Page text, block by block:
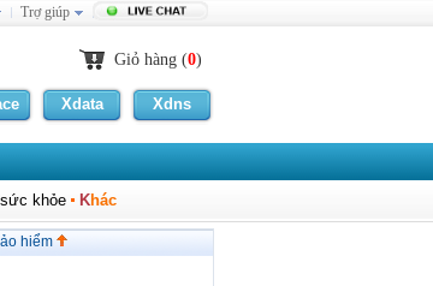
Trợ giúp
Giỏ hàng (0)
Xdata Xdns
khỏe Khác
hiểm